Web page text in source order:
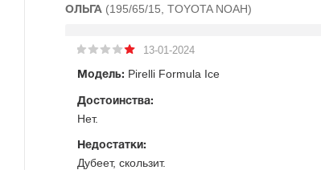
ОЛЬГА (195/65/15, TOYOTA NOAH)
13-01-2024
Модель: Pirelli Formula Ice
Достоинства:
Нет.
Недостатки:
Дубеет, скользит.